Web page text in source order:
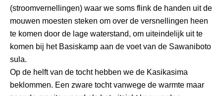
(stroomvernellingen) waar we soms flink de handen uit de
mouwen moesten steken om over de versnellingen heen
te komen door de lage waterstand, om uiteindelijk uit te
komen bij het Basiskamp aan de voet van de Sawaniboto
sula.
Op de helft van de tocht hebben we de Kasikasima
beklommen. Een zware tocht vanwege de warmte maar